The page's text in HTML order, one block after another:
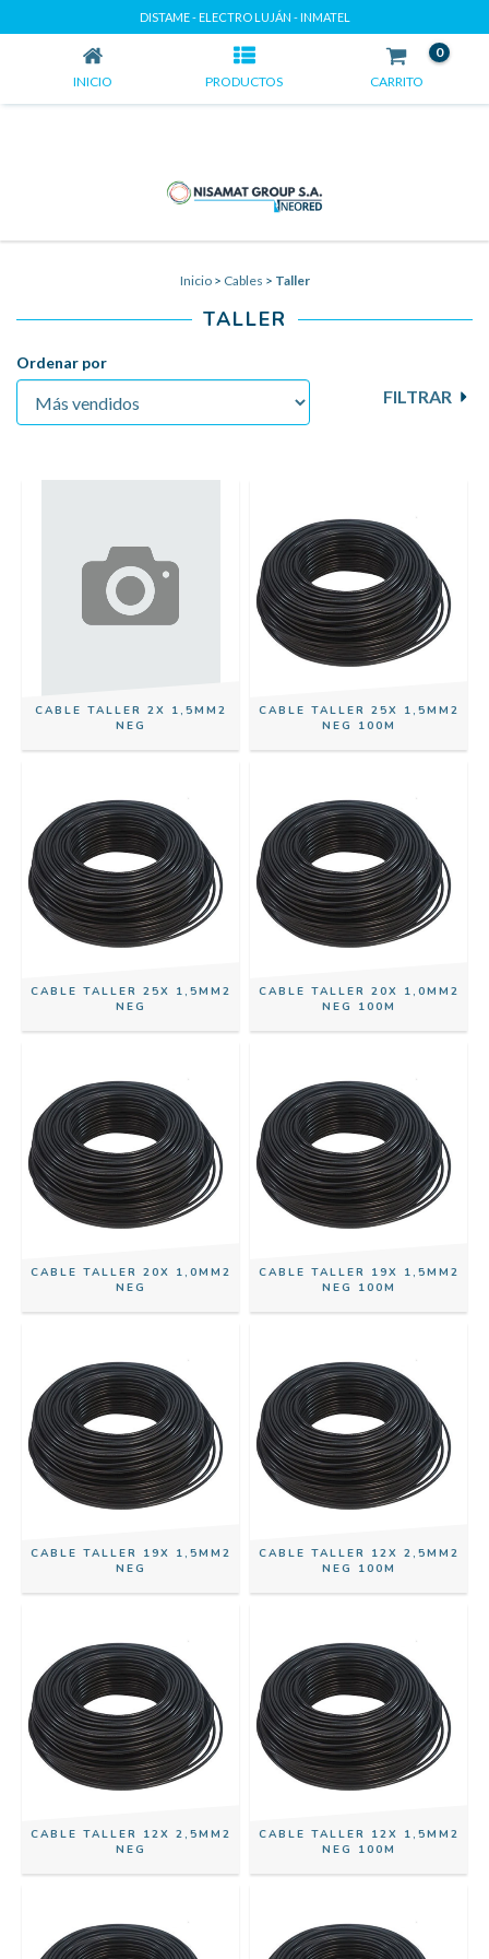
DISTAME - ELECTRO LUJÁN - INMATEL
INICIO PRODUCTOS CARRITO
0
Inicio > Cables > Taller
TALLER
Ordenar por
FILTRAR
CABLE TALLER 2X 1,5MM2
NEG
CABLE TALLER 25X 1,5MM2
NEG 100M
CABLE TALLER 25X 1,5MM2
NEG
CABLE TALLER 20X 1,0MM2
NEG 100M
CABLE TALLER 20X 1,0MM2
NEG
CABLE TALLER 19X 1,5MM2
NEG 100M
CABLE TALLER 19X 1,5MM2
NEG
CABLE TALLER 12X 2,5MM2
NEG 100M
CABLE TALLER 12X 2,5MM2
NEG
CABLE TALLER 12X 1,5MM2
NEG 100M